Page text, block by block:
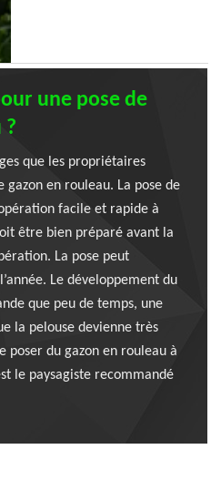
une pose de
?
que les propriétaires
en rouleau. La pose de
facile et rapide à
être bien préparé avant la
La pose peut
Le développement du
que peu de temps, une
la pelouse devienne très
poser du gazon en rouleau à
le paysagiste recommandé